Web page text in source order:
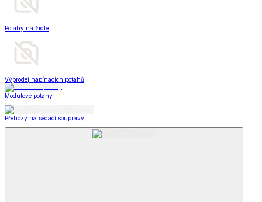
Potahy na židle
Výprodej napínacích potahů
Modulové potahy
Přehozy na sedací soupravy